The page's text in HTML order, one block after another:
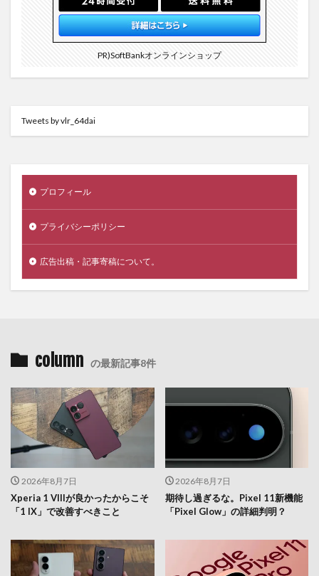
PR)SoftBankオンラインショップ
Tweets by vlr_64dai
プロフィール
プライバシーポリシー
広告出稿・記事寄稿について。
column の最新記事8件
2026年8月7日
Xperia 1 VIIIが良かったからこそ
「1 IX」で改善すべきこと
2026年8月7日
期待し過ぎるな。Pixel 11新機能
「Pixel Glow」の詳細判明？